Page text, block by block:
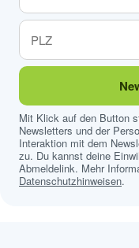
Mit Klick auf den Button
Newsletters und der
Interaktion mit dem
zu. Du kannst deine
Abmeldelink. Mehr
Datenschutzhinweisen.